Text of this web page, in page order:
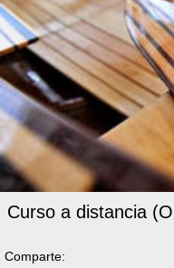
Curso a distancia
Comparte: